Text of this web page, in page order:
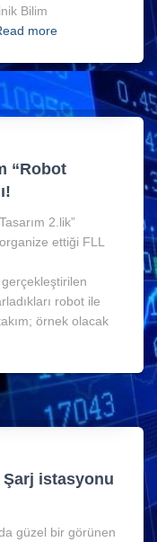
Bilim
more
“Robot
2.lik”
ettiği FLL
robot ile
örnek olacak
Şarj istasyonu
güzel bir görünen